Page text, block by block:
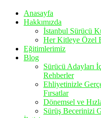
Anasayfa
Hakkımızda
İstanbul Sürücü
Her Kitleye Özel
Eğitimlerimiz
Blog
Sürücü Adayları
Rehberler
Ehliyetinizle
Fırsatlar
Dönemsel ve
Sürüş Becerinizi